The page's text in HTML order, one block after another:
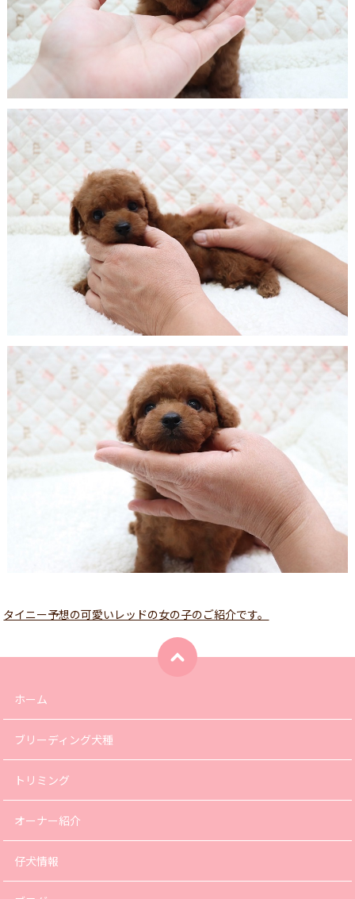
タイニー予想の可愛いレッドの女の子のご紹介です。
ホーム
ブリーディング犬種
トリミング
オーナー紹介
仔犬情報